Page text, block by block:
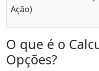
Ação)
O que é o
Opções?